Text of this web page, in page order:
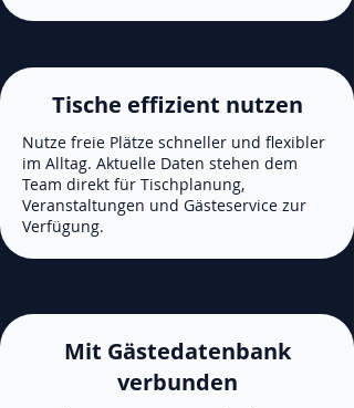
Tische effizient nutzen
Nutze freie Plätze schneller und flexibler
im Alltag. Aktuelle Daten stehen dem
Team direkt für Tischplanung,
Veranstaltungen und Gästeservice zur
Verfügung.
Mit Gästedatenbank
verbunden